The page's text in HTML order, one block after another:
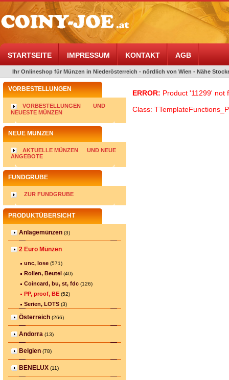
STARTSEITE IMPRESSUM KONTAKT AGB
Ihr Onlineshop für Münzen in Niederösterreich - nördlich von Wien - Nähe
VORBESTELLUNGEN
VORBESTELLUNGEN UND
NEUESTE MÜNZEN
NEUE MÜNZEN
AKTUELLE MÜNZEN
UND NEUE
ANGEBOTE
FUNDGRUBE
ZUR FUNDGRUBE
PRODUKTÜBERSICHT
Anlagemünzen (3)
2 Euro Münzen
unc, lose (571)
Rollen, Beutel (40)
Coincard, bu, st, fdc (126)
PP, proof, BE (52)
Serien, LOTS (3)
Österreich (266)
Andorra (13)
Belgien (78)
BENELUX (11)
ERROR: Product '11299' not
Class: